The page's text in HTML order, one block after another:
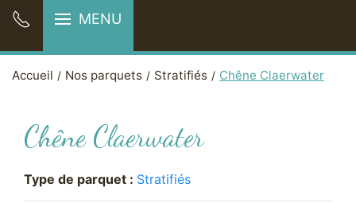
MENU
Accueil Nos parquets Stratifiés Chêne Claerwater
Chêne Claerwater
Type de parquet : Stratifiés